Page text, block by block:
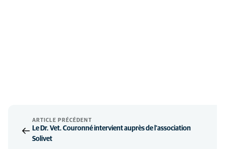
ARTICLE PRÉCÉDENT
Le Dr. Vet. Couronné intervient auprès de l'association
Solivet